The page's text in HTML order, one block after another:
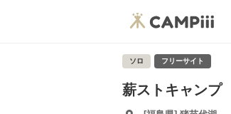
ソロ フリーサイト
薪ストキャンプ